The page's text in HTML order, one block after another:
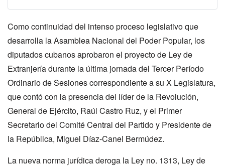
Como continuidad del intenso proceso legislativo que
desarrolla la Asamblea Nacional del Poder Popular, los
diputados cubanos aprobaron el proyecto de Ley de
Extranjería durante la última jornada del Tercer Período
Ordinario de Sesiones correspondiente a su X Legislatura,
que contó con la presencia del líder de la Revolución,
General de Ejército, Raúl Castro Ruz, y el Primer
Secretario del Comité Central del Partido y Presidente de
la República, Miguel Díaz-Canel Bermúdez.
La nueva norma jurídica deroga la Ley no. 1313, Ley de